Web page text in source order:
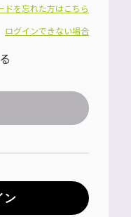
ドを忘れた方はこちら
ログインできない場合
ン